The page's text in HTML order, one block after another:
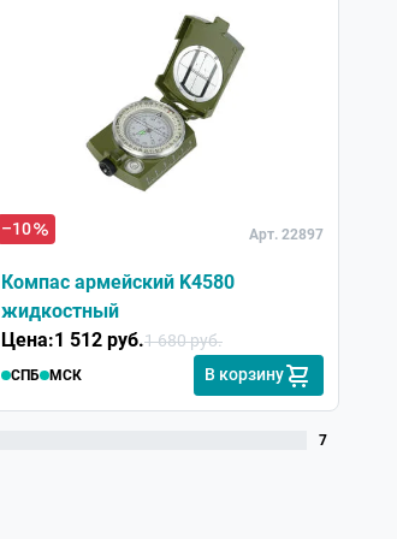
–10 Арт. 22897
Компас армейский K4580
жидкостный
Цена:1 512 руб.1 680 руб.
СПБ МСК В корзину
7